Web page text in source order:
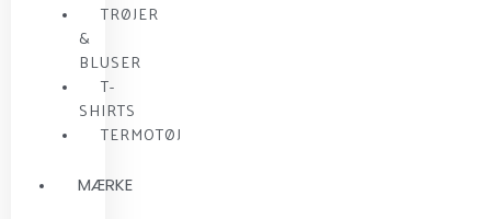
TRØJER
&
BLUSER
T-
SHIRTS
TERMOTØJ
MÆRKE